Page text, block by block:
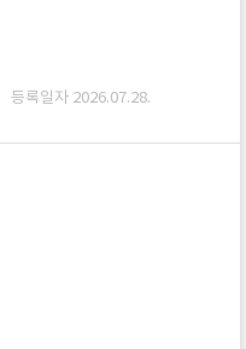
스템을 구축
· 등록일자 2026.07.28.